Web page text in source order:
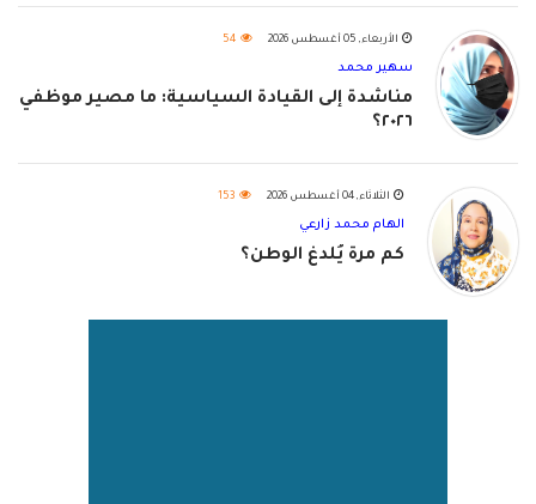
الأربعاء, 05 أغسطس 2026 54
سهير محمد
مناشدة إلى القيادة السياسية: ما مصير موظفي
٢٠٢٦؟
الثلاثاء, 04 أغسطس 2026 153
الهام محمد زارعي
كم مرة يُلدغ الوطن؟